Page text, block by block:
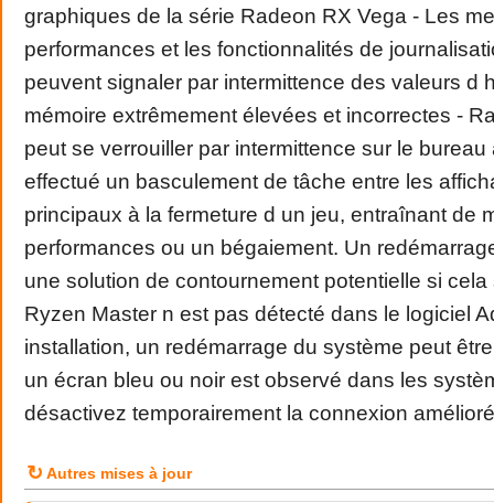
graphiques de la série Radeon RX Vega - Les
performances et les fonctionnalités de
peuvent signaler par intermittence des valeurs d
mémoire extrêmement élevées et incorrectes -
peut se verrouiller par intermittence sur le bureau
effectué un basculement de tâche entre les
principaux à la fermeture d un jeu, entraînant de
performances ou un bégaiement. Un
une solution de contournement potentielle si cela
Ryzen Master n est pas détecté dans le logiciel
installation, un redémarrage du système peut
un écran bleu ou noir est observé dans les
désactivez temporairement la connexion
↻ Autres mises à jour